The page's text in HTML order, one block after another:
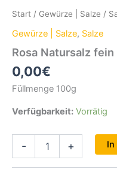
Start / Gewürze | Salze /
Gewürze | Salze, Salze
Rosa Natursalz fein
0,00€
Füllmenge 100g
Verfügbarkeit: Vorrätig
-
Natursalz
+ In